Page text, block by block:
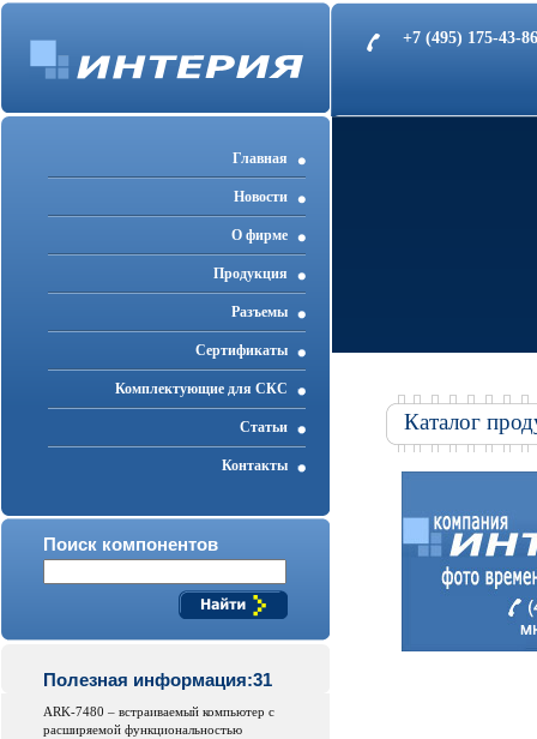
+7 (495) 175-43-
Главная
Новости
О фирме
Продукция
Разъемы
Cертификаты
Комплектующие для СКС
Статьи
Контакты
Поиск компонентов
Полезная информация:31
ARK-7480 – встраиваемый компьютер с
расширяемой функциональностью
Каталог